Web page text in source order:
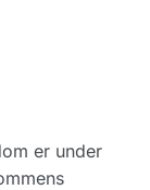
er under